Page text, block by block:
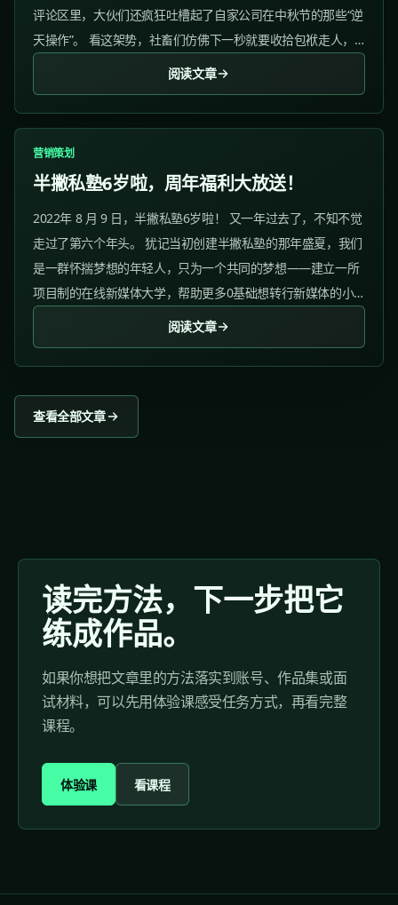
评论区里，大伙们还疯狂吐槽起了自家公司在中秋节的那些“逆
天操作”。 看这架势，社畜们仿佛下一秒就要收拾包袱走人，
这个月饼礼盒有点“不行”啊（手动狗头）。...
阅读文章
营销策划
半撇私塾6岁啦，周年福利大放送！
2022年 8 月 9 日，半撇私塾6岁啦！ 又一年过去了，不知不觉
走过了第六个年头。 犹记当初创建半撇私塾的那年盛夏，我们
是一群怀揣梦想的年轻人，只为一个共同的梦想——建立一所
项目制的在线新媒体大学，帮助更多0基础想转行新媒体的小
阅读文章
查看全部文章
读完方法，下一步把它
练成作品。
如果你想把文章里的方法落实到账号、作品集或面
试材料，可以先用体验课感受任务方式，再看完整
课程。
体验课 看课程